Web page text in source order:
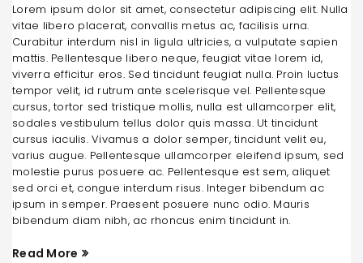
Lorem ipsum dolor sit amet, consectetur adipiscing elit. Nulla
vitae libero placerat, convallis metus ac, facilisis urna.
Curabitur interdum nisl in ligula ultricies, a vulputate sapien
mattis. Pellentesque libero neque, feugiat vitae lorem id,
viverra efficitur eros. Sed tincidunt feugiat nulla. Proin luctus
tempor velit, id rutrum ante scelerisque vel. Pellentesque
cursus, tortor sed tristique mollis, nulla est ullamcorper elit,
sodales vestibulum tellus dolor quis massa. Ut tincidunt
cursus iaculis. Vivamus a dolor semper, tincidunt velit eu,
varius augue. Pellentesque ullamcorper eleifend ipsum, sed
molestie purus posuere ac. Pellentesque est sem, aliquet
sed orci et, congue interdum risus. Integer bibendum ac
ipsum in semper. Praesent posuere nunc odio. Mauris
bibendum diam nibh, ac rhoncus enim tincidunt in.
Read More